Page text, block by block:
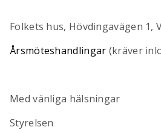
Folkets hus, Hövdingavägen 1,
Årsmöteshandlingar (kräver
Med vänliga hälsningar
Styrelsen